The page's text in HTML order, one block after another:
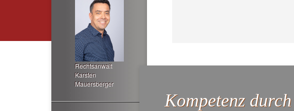
Kompetenz
Rechtsanwalt
Karsten
Mauersberger